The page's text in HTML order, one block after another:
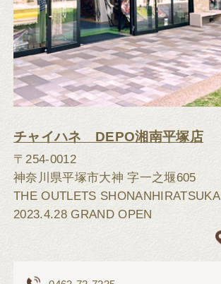
チャイハネ DEPO湘南平塚店
〒254-0012
神奈川県平塚市大神 字一之堰605
THE OUTLETS SHONANHIRATSUKA
2023.4.28 GRAND OPEN